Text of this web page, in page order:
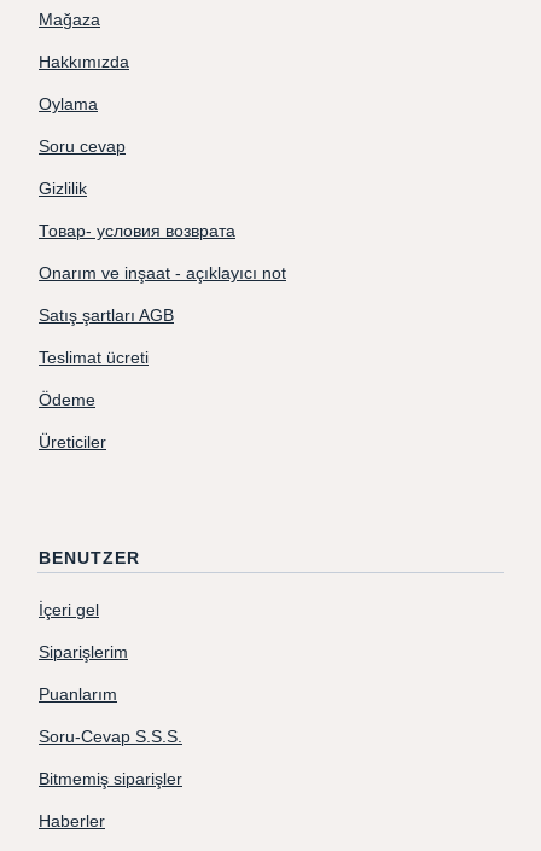
Mağaza
Hakkımızda
Oylama
Soru cevap
Gizlilik
Товар- условия возврата
Onarım ve inşaat - açıklayıcı not
Satış şartları AGB
Teslimat ücreti
Ödeme
Üreticiler
BENUTZER
İçeri gel
Siparişlerim
Puanlarım
Soru-Cevap S.S.S.
Bitmemiş siparişler
Haberler